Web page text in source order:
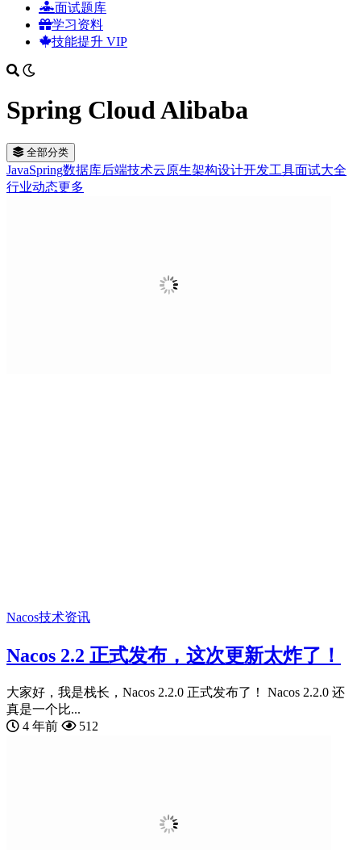
面试题库
学习资料
技能提升 VIP
Spring Cloud Alibaba
全部分类
JavaSpring数据库后端技术云原生架构设计开发工具面试大全
行业动态更多
Nacos技术资讯
Nacos 2.2 正式发布，这次更新太炸了！
大家好，我是栈长，Nacos 2.2.0 正式发布了！ Nacos 2.2.0 还
真是一个比...
4 年前
512